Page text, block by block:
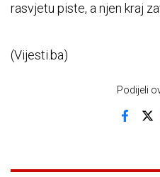
rasvjetu piste, a njen kraj
(Vijesti.ba)
Podijeli